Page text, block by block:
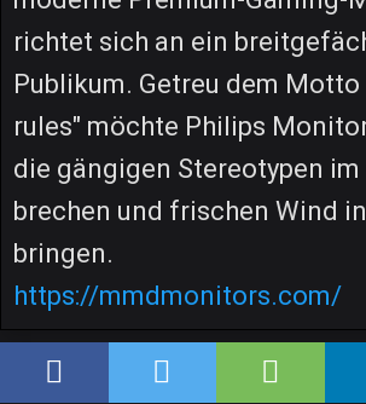
richtet sich an ein
Publikum. Getreu dem
rules" möchte Philips
die gängigen Stereotypen im
brechen und frischen Wind
bringen.
https://mmdmonitors.com/